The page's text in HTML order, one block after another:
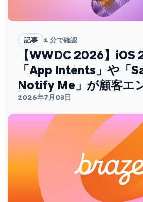
記事 1 分で確認
【WWDC 2026】iOS
「App Intents」や「
Notify Me」が顧客エ
ントを変える
2026年7月08日